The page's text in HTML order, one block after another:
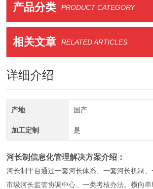
产品分类 PRODUCT CATEGORY
相关文章 RELATED ARTICLES
详细介绍
产地 国产
加工定制 是
河长制信息化管理解决方案介绍：
河长制平台通过一套河长体系、一套河长机制
市级河长监管协调中心、一类考核办法。横向